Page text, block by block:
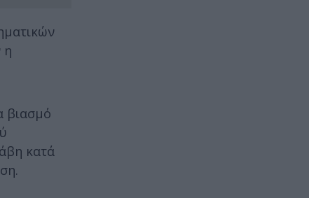
η
βιασμό
κατά